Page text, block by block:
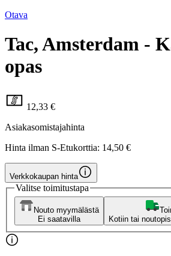
Otava
Tac, Amsterdam -
opas
12,33 €
Asiakasomistajahinta
Hinta ilman S-Etukorttia: 14,50 €
Verkkokaupan hinta
Valitse toimitustapa
Nouto myymälästä
Ei saatavilla
Kotiin tai